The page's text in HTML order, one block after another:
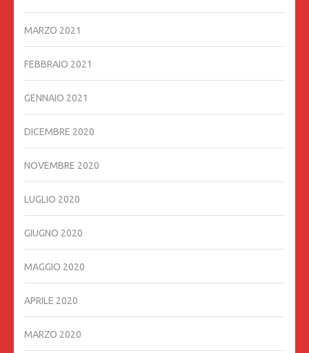
MARZO 2021
FEBBRAIO 2021
GENNAIO 2021
DICEMBRE 2020
NOVEMBRE 2020
LUGLIO 2020
GIUGNO 2020
MAGGIO 2020
APRILE 2020
MARZO 2020